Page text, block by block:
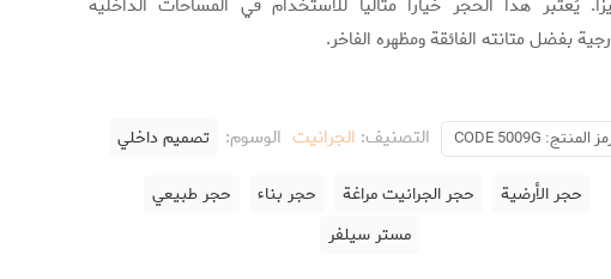
يُعتبر هذا الحجر خياراً مثالياً للاستخدام في المساحات الداخلية
بفضل متانته الفائقة ومظهره الفاخر.
المنتج: CODE 5009G التصنيف: الجرانيت الوسوم: تصميم داخلي
حجر الأرضية حجر الجرانيت مراغة حجر بناء
حجر طبيعي
مستر سیلفر